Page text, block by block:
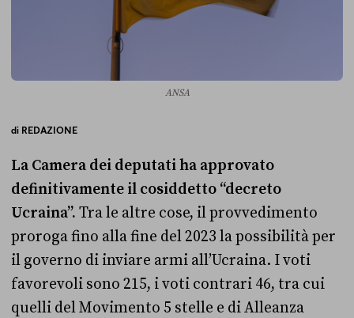
ANSA
di REDAZIONE
La Camera dei deputati ha approvato
definitivamente il cosiddetto “decreto
Ucraina”. Tra le altre cose, il provvedimento
proroga fino alla fine del 2023 la possibilità per
il governo di inviare armi all’Ucraina. I voti
favorevoli sono 215, i voti contrari 46, tra cui
quelli del Movimento 5 stelle e di Alleanza